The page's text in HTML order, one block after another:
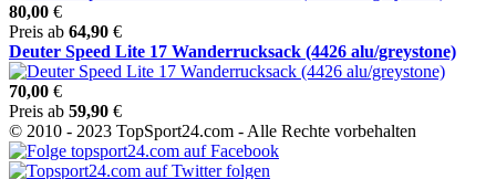
80,00 €
Preis ab 64,90 €
Deuter Speed Lite 17 Wanderrucksack (4426 alu/greystone)
70,00 €
Preis ab 59,90 €
© 2010 - 2023 TopSport24.com - Alle Rechte vorbehalten